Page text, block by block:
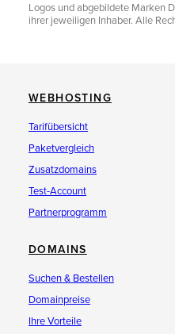
Logos und abgebildete Marken
ihrer jeweiligen Inhaber. Alle
WEBHOSTING
Tarifübersicht
Paketvergleich
Zusatzdomains
Test-Account
Partnerprogramm
DOMAINS
Suchen & Bestellen
Domainpreise
Ihre Vorteile